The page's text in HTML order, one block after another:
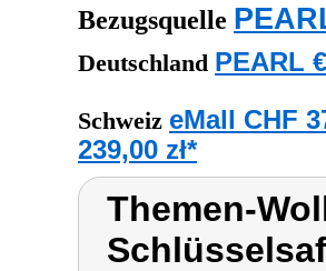
Bezugsquelle
Deutschland PEARL
Schweiz eMall CHF
239,00 zł*
Themen-